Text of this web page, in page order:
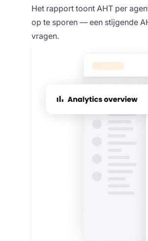
Het rapport toont AHT per
op te sporen — een stijgende
vragen.